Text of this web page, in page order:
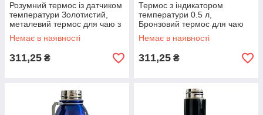
Розумний термос із датчиком
температури Золотистий,
металевий термос для чаю з
диспелеєм на 500 мл
Немає в наявності
311,25 ₴
Термос з індикатором
температури 0.5 л,
Бронзовий термос для чаю
металевий з дисплеєм
Немає в наявності
311,25 ₴